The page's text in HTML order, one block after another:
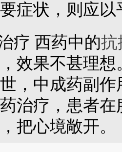
症状，则应
西药中的抗
效果不甚理
，中成药副
治疗，患者
把心境敞开。